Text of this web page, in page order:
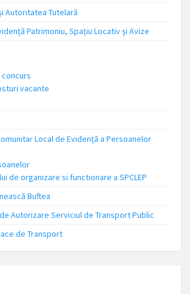
Autoritatea Tutelară
Patrimoniu, Spațiu Locativ și Avize
vacante
Local de Evidență a Persoanelor
de organizare si functionare a SPCLEP
Buftea
Autorizare Serviciul de Transport Public
de Transport